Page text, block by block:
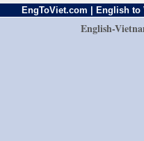
EngToViet.com | English to
English-